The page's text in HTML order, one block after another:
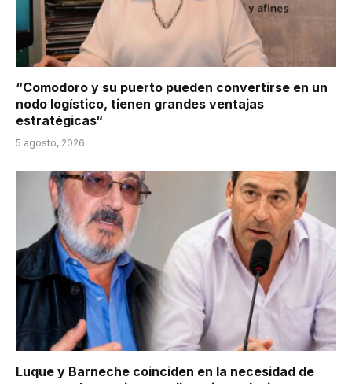
“Comodoro y su puerto pueden convertirse en un
nodo logístico, tienen grandes ventajas
estratégicas“
5 agosto, 2026
Luque y Barneche coinciden en la necesidad de